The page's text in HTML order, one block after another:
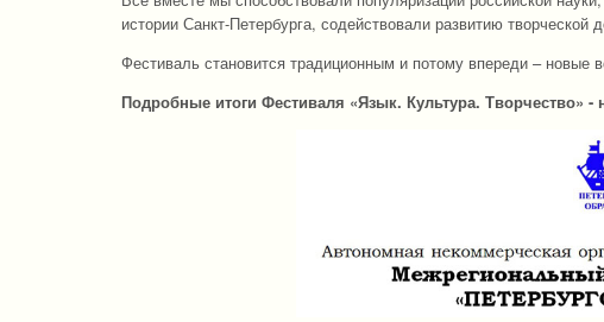
истории Санкт-Петербурга, содействовали развитию творческой
Фестиваль становится традиционным и потому впереди – новые
Подробные итоги Фестиваля «Язык. Культура. Творчество» -